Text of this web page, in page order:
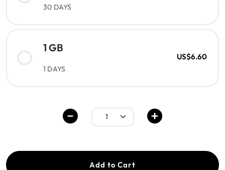
30 DAYS
1 GB
1 DAYS
US$6.60
Add to Cart